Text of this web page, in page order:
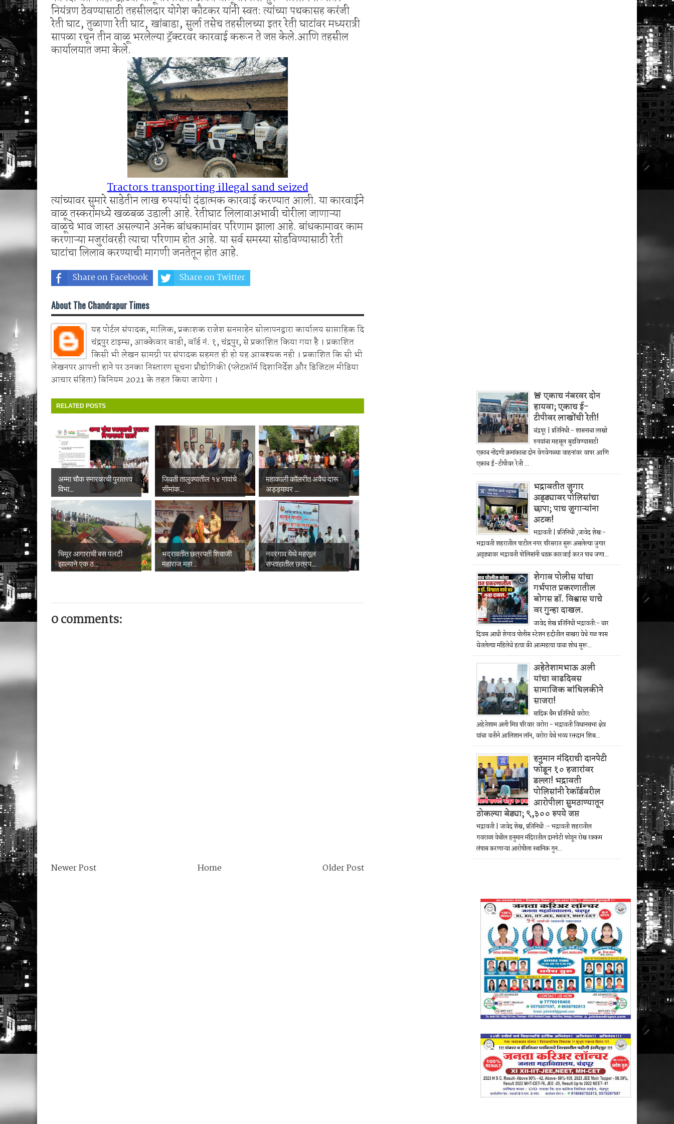
टॉवर टेकडीच्या जंगलात रंगला जुगाराचा डाव; रामनगर पोलिसांचा ‘सर्जिकल स्ट्राईक’!
नियंत्रण ठेवण्यासाठी तहसीलदार योगेश कौटकर यांनी स्वत: त्यांच्या पथकासह करंजी
रेती घाट, तुळाणा रेती घाट, खांबाडा, सुर्ला तसेच तहसीलच्या इतर रेती घाटांवर मध्यरात्री
सापळा रचून तीन वाळू भरलेल्या ट्रॅक्टरवर कारवाई करून ते जप्त केले.आणि तहसील
कार्यालयात जमा केले.
Tractors transporting illegal sand seized
त्यांच्यावर सुमारे साडेतीन लाख रुपयांची दंडात्मक कारवाई करण्यात आली. या कारवाईने
वाळू तस्करांमध्ये खळबळ उडाली आहे. रेतीघाट लिलावाअभावी चोरीला जाणाऱ्या
वाळूचे भाव जास्त असल्याने अनेक बांधकामांवर परिणाम झाला आहे. बांधकामावर काम
करणाऱ्या मजुरांवरही त्याचा परिणाम होत आहे. या सर्व समस्या सोडविण्यासाठी रेती
घाटांचा लिलाव करण्याची मागणी जनतेतून होत आहे.
Share on Facebook Share on Twitter
About The Chandrapur Times
यह पोर्टल संपादक, मालिक, प्रकाशक राजेश सनमाहेन सोलापनद्वारा कार्यालय साप्ताहिक दि
चंद्रपुर टाइम्स, आक्केवार वाडी, वॉर्ड नं. १, चंद्रपुर, से प्रकाशित किया गया है । प्रकाशित
किसी भी लेखन सामग्री पर संपादक सहमत ही हो यह आवश्यक नही । प्रकाशित कि सी भी
लेखनपर आपत्ती हाने पर उनका निस्तारण सूचना प्रौद्योगिकी (प्लेटफ़ॉर्म दिशानिर्देश और डिजिटल मीडिया
आचार संहिता) विनियम 2021 के तहत किया जायेगा ।
RELATED POSTS
अम्मा चौक स्मारकाची पुरातत्त्व
विभा...
जिवती तालुक्यातील १४ गावांचे
सीमांक...
महाकाली कॉलरीत अवैध दारू
अड्ड्यावर ...
चिमूर आगाराची बस पलटी
झाल्याने एक ठ...
भद्रावतीत छत्रपती शिवाजी
महाराज महा...
नवरगाव येथे महसूल
सप्ताहातील छत्रप...
0 comments:
Newer Post Older Post
Home
🚨 एकाच नंबरवर दोन
हायवा; एकाच ई-
टीपीवर लाखोंची रेती!
चंद्रपूर | प्रतिनिधी:- शासनाचा लाखो
रुपयांचा महसूल बुडविण्यासाठी
एकाच नोंदणी क्रमांकाचा दोन वेगवेगळ्या वाहनांवर वापर आणि
एकाच ई-टीपीवर रेती ...
भद्रावतीत जुगार
अड्ड्यावर पोलिसांचा
छापा; पाच जुगाऱ्यांना
अटक!
भद्रावती | प्रतिनिधी ,जावेद शेख:-
भद्रावती शहरातील पाटील नगर परिसरात सुरू असलेल्या जुगार
अड्ड्यावर भद्रावती पोलिसांनी धडक कारवाई करत पाच जणा...
शेगाव पोलीस यांचा
गर्भपात प्रकरणातील
बोगस डॉ. विश्वास याचे
वर गुन्हा दाखल.
जावेद शेख प्रतिनिधी भद्रावती:- चार
दिवस आधी शेगाव पोलीस स्टेशन हद्दीतील साखरा येथे गळ फास
घेतलेल्या महिलेचे हत्या की आत्महत्या याचा शोध सुरू...
अहेतेशामभाऊ अली
यांचा वाढदिवस
सामाजिक बांधिलकीने
साजरा!
सादिक थैम प्रतिनिधी वरोरा:
अहेतेशाम अली मित्र परिवार वरोरा - भद्रावती विधानसभा क्षेत्र
यांचा वतीने आलिशान लॉन, वरोरा येथे भव्य रक्तदान शिब...
हनुमान मंदिराची दानपेटी
फोडून १० हजारांवर
डल्ला! भद्रावती
पोलिसांनी रेकॉर्डवरील
आरोपीला सुमठाण्यातून
ठोकल्या बेड्या; ९,३०० रुपये जप्त
भद्रावती | जावेद शेख, प्रतिनिधी :- भद्रावती शहरातील
गवराळा येथील हनुमान मंदिरातील दानपेटी फोडून रोख रक्कम
लंपास करणाऱ्या आरोपीला स्थानिक गुन...